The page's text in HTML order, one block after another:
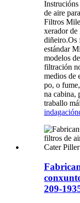
de aire
Filtros
xerador de
diñeiro.Os
estándar
modelos
filtración
medios de
po, o
na cabina,
traballo
indagación
209-